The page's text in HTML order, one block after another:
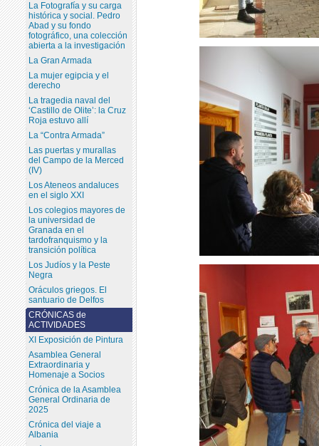
CRÓNICAS de
ACTIVIDADES
XI Exposición de Pintura
Asamblea General
Extraordinaria y
Homenaje a Socios
Crónica de la Asamblea
General Ordinaria de
2025
Crónica del viaje a
Albania
La Fotografía y su carga
histórica y social. Pedro
Abad y su fondo
fotográfico, una colección
abierta a la investigación
La Gran Armada
La mujer egipcia y el
derecho
La tragedia naval del
‘Castillo de Olite’: la Cruz
Roja estuvo allí
La “Contra Armada”
Las puertas y murallas
del Campo de la Merced
(IV)
Los Ateneos andaluces
en el siglo XXI
Los colegios mayores de
la universidad de
Granada en el
tardofranquismo y la
transición política
Los Judíos y la Peste
Negra
Oráculos griegos. El
santuario de Delfos